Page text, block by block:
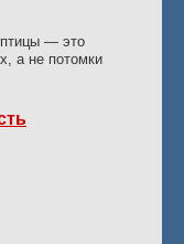
птицы — это
а не потомки